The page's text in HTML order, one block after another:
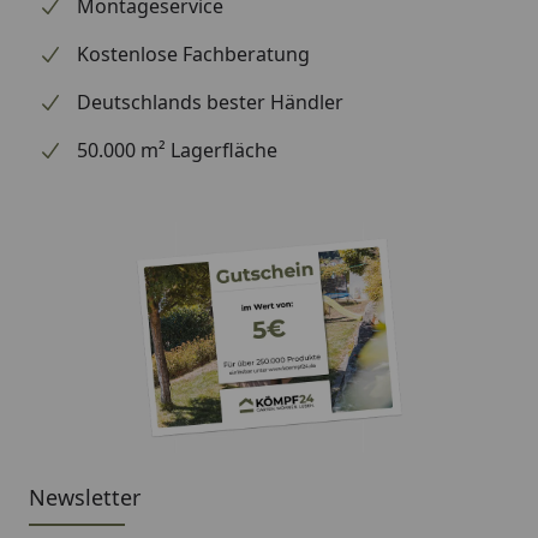
Vorbehandlung
optional in nussbaum
erhältlich
Eisenteile
Verzinkt
Deckelschalung
2 x 12 cm
Stärke Handlauf
5 x 13 cm
für Pfostenabstand
150 cm (Größe 2)
180 cm (Größe 3)
Montageservice
Kostenlose Fachberatung
Deutschlands bester Händler
50.000 m² Lagerfläche
Newsletter